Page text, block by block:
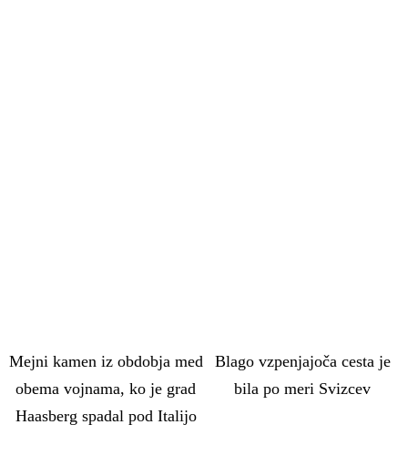
Mejni kamen iz obdobja med
obema vojnama, ko je grad
Haasberg spadal pod Italijo
Blago vzpenjajoča cesta je
bila po meri Svizcev